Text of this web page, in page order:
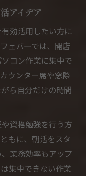
アイデア
効活用したい方に
ェバーでは、開店
コン作業に集中で
ウンター席や窓際
ら自分だけの時間
資格勉強を行う方
もに、朝活をスタ
業務効率もアップ
集中できない作業